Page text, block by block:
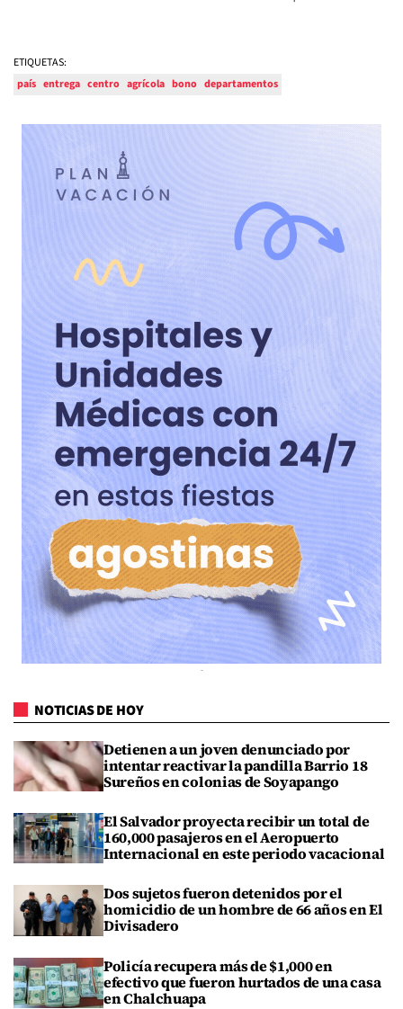
ETIQUETAS:
país entrega centro agrícola bono departamentos
NOTICIAS DE HOY
Detienen a un joven denunciado por
intentar reactivar la pandilla Barrio 18
Sureños en colonias de Soyapango
El Salvador proyecta recibir un total de
160,000 pasajeros en el Aeropuerto
Internacional en este periodo vacacional
Dos sujetos fueron detenidos por el
homicidio de un hombre de 66 años en El
Divisadero
Policía recupera más de $1,000 en
efectivo que fueron hurtados de una casa
en Chalchuapa